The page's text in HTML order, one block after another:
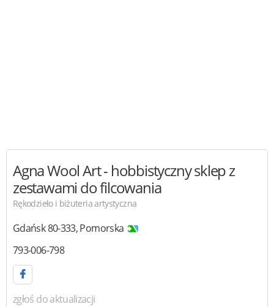
Agna Wool Art- hobbistyczny sklep z
zestawami do filcowania
Rękodzieło i biżuteria artystyczna
Gdańsk80-333,Pomorska
793-006-798
zgłoś do aktualizacji